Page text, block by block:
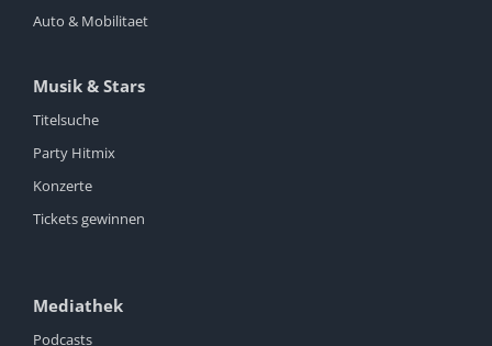
Auto & Mobilitaet
Musik & Stars
Titelsuche
Party Hitmix
Konzerte
Tickets gewinnen
Mediathek
Podcasts